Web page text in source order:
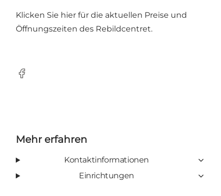
Klicken Sie hier für die aktuellen Preise und
Öffnungszeiten des Rebildcentret.
Facebook
Mehr erfahren
Kontaktinformationen
Einrichtungen